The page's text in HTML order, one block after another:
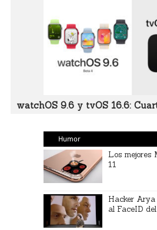
watchOS 9.6 y tvOS 16.6:
Humor
Los mejores
11
Hacker Arya
al FaceID